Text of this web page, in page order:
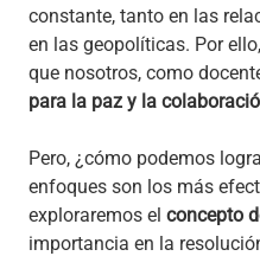
constante, tanto en las
en las geopolíticas. Por
que nosotros, como
para la paz y la
Pero, ¿cómo podemos
enfoques son los más
exploraremos el concepto
importancia en la